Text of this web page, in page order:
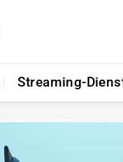
Streaming-